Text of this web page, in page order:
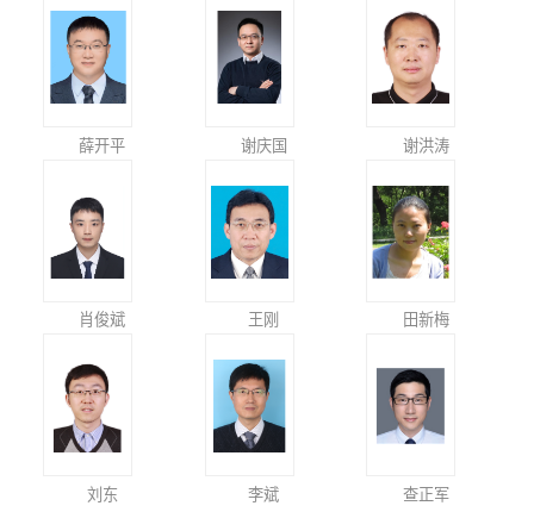
薛开平 谢庆国 谢洪涛
肖俊斌 王刚 田新梅
刘东 李斌 查正军